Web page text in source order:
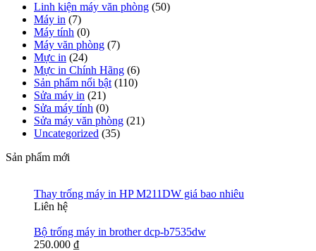
Linh kiện máy văn phòng (50)
Máy in (7)
Máy tính (0)
Máy văn phòng (7)
Mực in (24)
Mực in Chính Hãng (6)
Sản phẩm nổi bật (110)
Sửa máy in (21)
Sửa máy tính (0)
Sửa máy văn phòng (21)
Uncategorized (35)
Sản phẩm mới
Thay trống máy in HP M211DW giá bao nhiêu
Liên hệ
Bộ trống máy in brother dcp-b7535dw
250.000 ₫